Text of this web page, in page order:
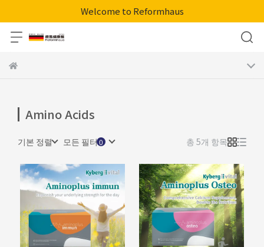
Welcome to Reformhaus
Amino Acids
기본 정렬 모든 필터 총 5개 항목